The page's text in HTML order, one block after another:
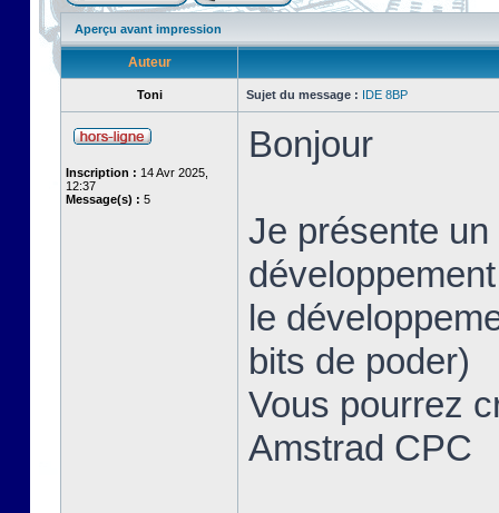
Aperçu avant impression
Auteur
Toni Sujet du message : IDE 8BP
Inscription : 14 Avr 2025,
12:37
Message(s) : 5
Bonjour
Je présente
le
bits de poder)
Vous pourrez
Amstrad CPC